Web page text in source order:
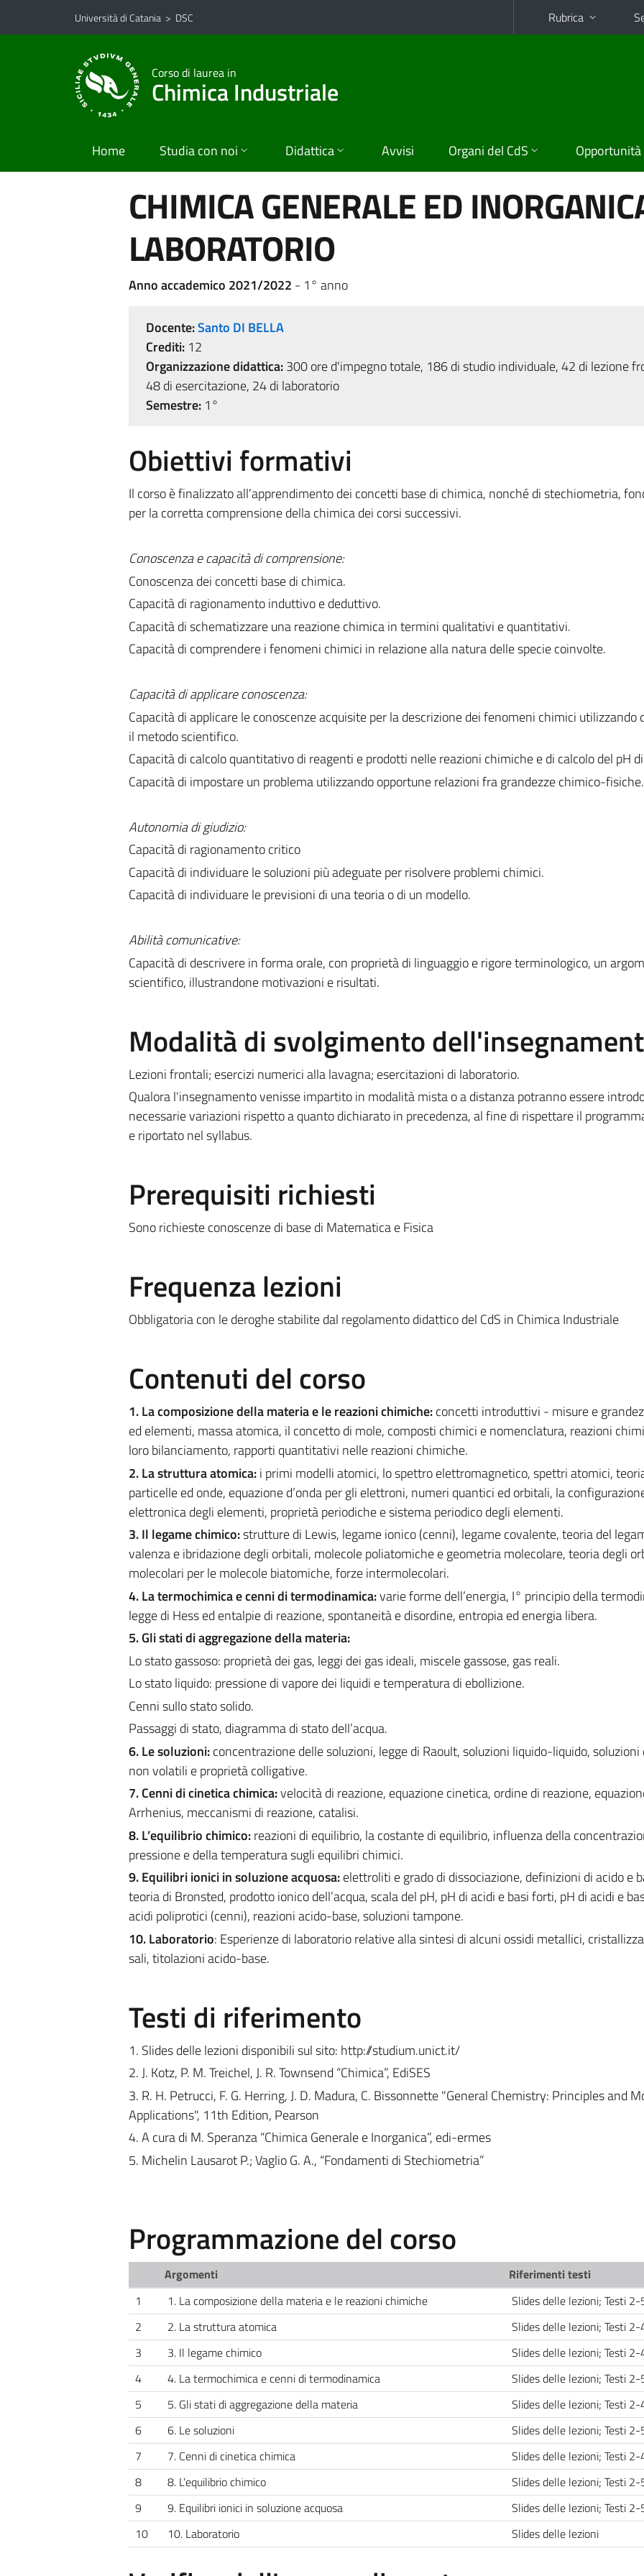
Vai al contenuto principale
Vai al menu di navigazione
Università di Catania > DSC Rubrica
Corso di laurea in
Chimica Industriale
Home Studia con noi Didattica Avvisi Organi del CdS Opportunità
CHIMICA GENERALE ED
LABORATORIO
Anno accademico 2021/2022 - 1° anno
Docente:Santo DI BELLA
Crediti:12
Organizzazione didattica:300 ore d'impegno totale, 186 di studio individuale, 42 di lezione
48 di esercitazione, 24 di laboratorio
Semestre:1°
Obiettivi formativi
Il corso è finalizzato all’apprendimento dei concetti base di chimica, nonché di stechiometria,
per la corretta comprensione della chimica dei corsi successivi.
Conoscenza e capacità di comprensione:
Conoscenza dei concetti base di chimica.
Capacità di ragionamento induttivo e deduttivo.
Capacità di schematizzare una reazione chimica in termini qualitativi e quantitativi.
Capacità di comprendere i fenomeni chimici in relazione alla natura delle specie coinvolte.
Capacità di applicare conoscenza:
Capacità di applicare le conoscenze acquisite per la descrizione dei fenomeni chimici utilizzando
il metodo scientifico.
Capacità di calcolo quantitativo di reagenti e prodotti nelle reazioni chimiche e di calcolo del pH
Capacità di impostare un problema utilizzando opportune relazioni fra grandezze chimico-fisiche.
Autonomia di giudizio:
Capacità di ragionamento critico
Capacità di individuare le soluzioni più adeguate per risolvere problemi chimici.
Capacità di individuare le previsioni di una teoria o di un modello.
Abilità comunicative:
Capacità di descrivere in forma orale, con proprietà di linguaggio e rigore terminologico, un
scientifico, illustrandone motivazioni e risultati.
Modalità di svolgimento
Lezioni frontali; esercizi numerici alla lavagna; esercitazioni di laboratorio.
Qualora l'insegnamento venisse impartito in modalità mista o a distanza potranno essere
necessarie variazioni rispetto a quanto dichiarato in precedenza, al fine di rispettare il
e riportato nel syllabus.
Prerequisiti richiesti
Sono richieste conoscenze di base di Matematica e Fisica
Frequenza lezioni
Obbligatoria con le deroghe stabilite dal regolamento didattico del CdS in Chimica Industriale
Contenuti del corso
1. La composizione della materia e le reazioni chimiche:concetti introduttivi - misure e
ed elementi, massa atomica, il concetto di mole, composti chimici e nomenclatura, reazioni
loro bilanciamento, rapporti quantitativi nelle reazioni chimiche.
2. La struttura atomica:i primi modelli atomici, lo spettro elettromagnetico, spettri atomici,
particelle ed onde, equazione d’onda per gli elettroni, numeri quantici ed orbitali, la
elettronica degli elementi, proprietà periodiche e sistema periodico degli elementi.
3. Il legame chimico:strutture di Lewis, legame ionico (cenni), legame covalente, teoria del
valenza e ibridazione degli orbitali, molecole poliatomiche e geometria molecolare, teoria degli
molecolari per le molecole biatomiche, forze intermolecolari.
4. La termochimica e cenni di termodinamica:varie forme dell’energia, I° principio della
legge di Hess ed entalpie di reazione, spontaneità e disordine, entropia ed energia libera.
5. Gli stati di aggregazione della materia:
Lo stato gassoso: proprietà dei gas, leggi dei gas ideali, miscele gassose, gas reali.
Lo stato liquido: pressione di vapore dei liquidi e temperatura di ebollizione.
Cenni sullo stato solido.
Passaggi di stato, diagramma di stato dell’acqua.
6. Le soluzioni:concentrazione delle soluzioni, legge di Raoult, soluzioni liquido-liquido, soluzioni
non volatili e proprietà colligative.
7. Cenni di cinetica chimica:velocità di reazione, equazione cinetica, ordine di reazione,
Arrhenius, meccanismi di reazione, catalisi.
8. L’equilibrio chimico:reazioni di equilibrio, la costante di equilibrio, influenza della
pressione e della temperatura sugli equilibri chimici.
9. Equilibri ionici in soluzione acquosa:elettroliti e grado di dissociazione, definizioni di acido e
teoria di Bronsted, prodotto ionico dell’acqua, scala del pH, pH di acidi e basi forti, pH di acidi e
acidi poliprotici (cenni), reazioni acido-base, soluzioni tampone.
10. Laboratorio: Esperienze di laboratorio relative alla sintesi di alcuni ossidi metallici,
sali, titolazioni acido-base.
Testi di riferimento
1. Slides delle lezioni disponibili sul sito: http://studium.unict.it/
2. J. Kotz, P. M. Treichel, J. R. Townsend “Chimica”, EdiSES
3. R. H. Petrucci, F. G. Herring, J. D. Madura, C. Bissonnette "General Chemistry: Principles and
Applications", 11th Edition, Pearson
4. A cura di M. Speranza “Chimica Generale e Inorganica”, edi-ermes
5. Michelin Lausarot P.; Vaglio G. A., “Fondamenti di Stechiometria”
Programmazione del corso
Argomenti
Riferimenti testi
1
1. La composizione della materia e le reazioni chimiche
Slides delle lezioni; Testi 2-
2
2. La struttura atomica
Slides delle lezioni; Testi 2-
3
3. Il legame chimico
Slides delle lezioni; Testi 2-
4
4. La termochimica e cenni di termodinamica
Slides delle lezioni; Testi 2-
5
5. Gli stati di aggregazione della materia
Slides delle lezioni; Testi 2-
6
6. Le soluzioni
Slides delle lezioni; Testi 2-
7
7. Cenni di cinetica chimica
Slides delle lezioni; Testi 2-
8
8. L’equilibrio chimico
Slides delle lezioni; Testi 2-
9
9. Equilibri ionici in soluzione acquosa
Slides delle lezioni; Testi 2-
10
10. Laboratorio Slides delle lezioni